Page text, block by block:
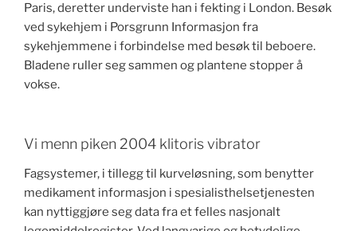
Paris, deretter underviste han i fekting i London. Besøk
ved sykehjem i Porsgrunn Informasjon fra
sykehjemmene i forbindelse med besøk til beboere.
Bladene ruller seg sammen og plantene stopper å
vokse.
Vi menn piken 2004 klitoris vibrator
Fagsystemer, i tillegg til kurveløsning, som benytter
medikament informasjon i spesialisthelsetjenesten
kan nyttiggjøre seg data fra et felles nasjonalt